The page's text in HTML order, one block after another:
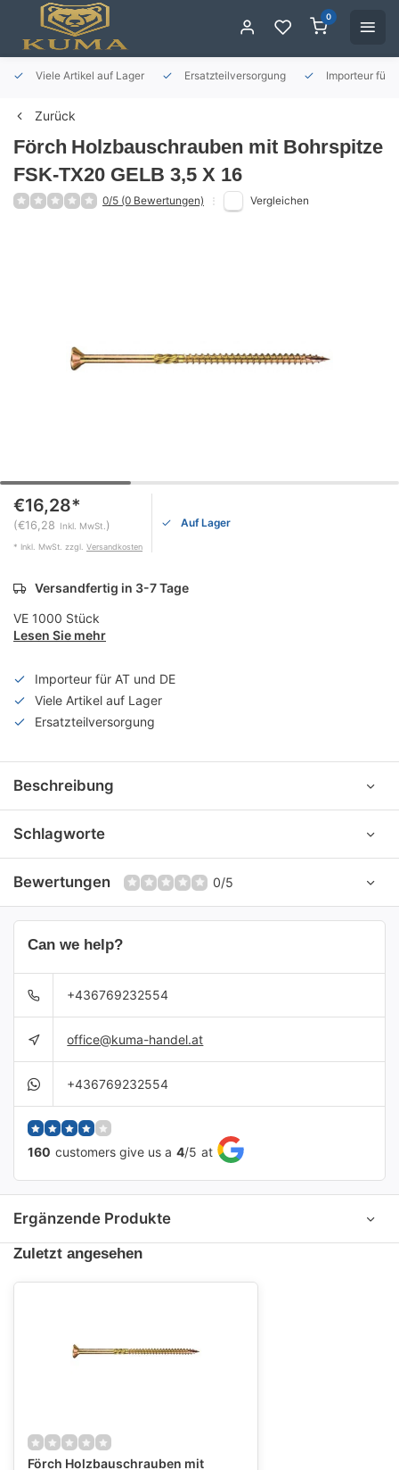
0
Viele Artikel auf Lager Ersatzteilversorgung Importeur für
Zurück
Förch Holzbauschrauben mit Bohrspitze
FSK-TX20 GELB 3,5 X 16
0/5 (0 Bewertungen) Vergleichen
€16,28*
(€16,28 Inkl. MwSt. )
* Inkl. MwSt. zzgl. Versandkosten
Auf Lager
Versandfertig in 3-7 Tage
VE 1000 Stück
Lesen Sie mehr
Importeur für AT und DE
Viele Artikel auf Lager
Ersatzteilversorgung
Beschreibung
Schlagworte
Bewertungen 0/5
Can we help?
+436769232554
office@kuma-handel.at
+436769232554
160 customers give us a 4/5 at
Ergänzende Produkte
Zuletzt angesehen
Förch Holzbauschrauben mit